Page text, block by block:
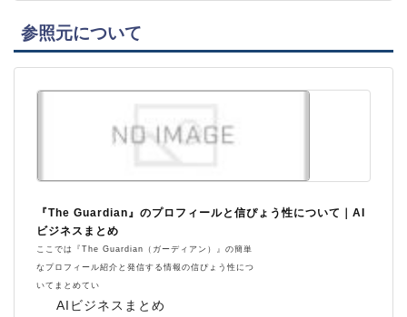
参照元について
AIビジネスまとめ
『The Guardian』のプロフィールと信ぴょう性について｜AI
ビジネスまとめ
ここでは『The Guardian（ガーディアン）』の簡単
なプロフィール紹介と発信する情報の信ぴょう性につ
いてまとめてい